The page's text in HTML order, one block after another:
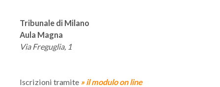
Tribunale di Milano
Aula Magna
Via Freguglia, 1
Iscrizioni tramite » il modulo on line